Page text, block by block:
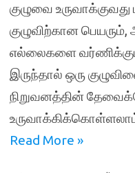
குழுவை
குழுவிற்கான
எல்லைகளை
இருந்தால் ஒரு
நிறுவனத்தின்
Read More »